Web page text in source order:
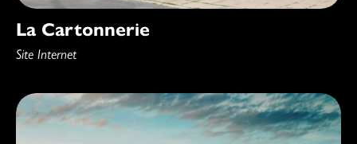
La Cartonnerie
Site Internet